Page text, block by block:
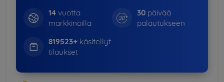
14vuotta
markkinoilla
30 päivää
palautukseen
819523+käsitellyt
tilaukset